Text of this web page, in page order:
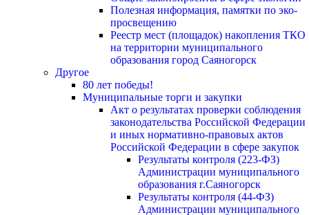
Полезная информация, памятки по эко-
просвещению
Реестр мест (площадок) накопления ТКО
на территории муниципального
образования город Саяногорск
Другое
80 лет победы!
Муниципальные торги и закупки
Акт о результатах проверки соблюдения
законодательства Российской Федерации
и иных нормативно-правовых актов
Российской Федерации в сфере закупок
Результаты контроля (223-ФЗ)
Администрации муниципального
образования г.Саяногорск
Результаты контроля (44-ФЗ)
Администрации муниципального